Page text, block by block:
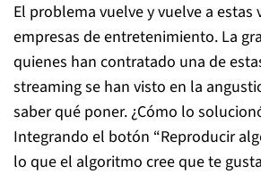
El problema vuelve y vuelve a estas
empresas de entretenimiento. La
quienes han contratado una de
streaming se han visto en la
saber qué poner. ¿Cómo lo
Integrando el botón “Reproducir
lo que el algoritmo cree que te